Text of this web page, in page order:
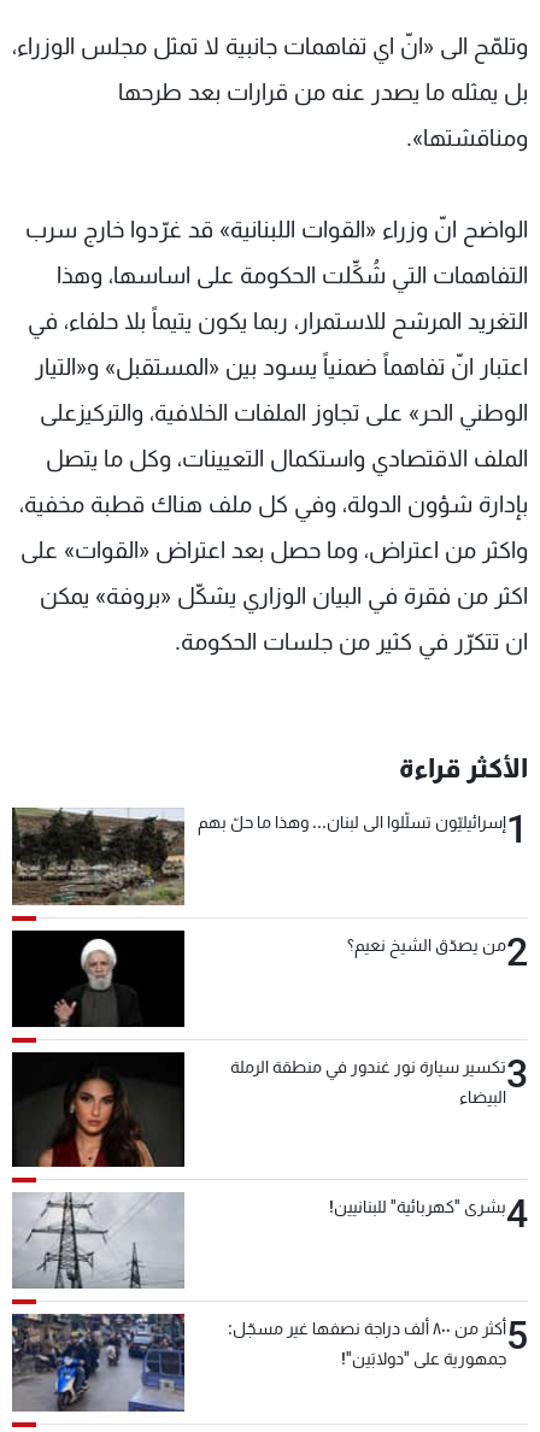
وتلمّح الى «انّ اي تفاهمات جانبية لا تمثل مجلس الوزراء،
بل يمثله ما يصدر عنه من قرارات بعد طرحها
ومناقشتها».
الواضح انّ وزراء «القوات اللبنانية» قد غرّدوا خارج سرب
التفاهمات التي شُكِّلت الحكومة على اساسها، وهذا
التغريد المرشح للاستمرار، ربما يكون يتيماً بلا حلفاء، في
اعتبار انّ تفاهماً ضمنياً يسود بين «المستقبل» و«التيار
الوطني الحر» على تجاوز الملفات الخلافية، والتركيزعلى
الملف الاقتصادي واستكمال التعيينات، وكل ما يتصل
بإدارة شؤون الدولة، وفي كل ملف هناك قطبة مخفية،
واكثر من اعتراض، وما حصل بعد اعتراض «القوات» على
اكثر من فقرة في البيان الوزاري يشكّل «بروفة» يمكن
ان تتكرّر في كثير من جلسات الحكومة.
الأكثر قراءة
1إسرائيليّون تسلّلوا الى لبنان... وهذا ما حلّ بهم
2من يصدّق الشيخ نعيم؟
3تكسير سيارة نور غندور في منطقة الرملة
البيضاء
4بشرى "كهربائية" للبنانيين!
5
أكثر من ٨٠٠ ألف دراجة نصفها غير مسجّل:
جمهورية على "دولابَين"!